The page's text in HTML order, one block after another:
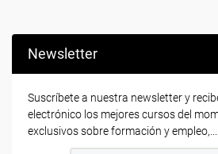
Newsletter
Suscríbete a nuestra newsletter y
electrónico los mejores cursos del
exclusivos sobre formación y